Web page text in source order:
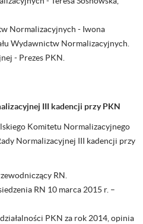
Normalizacyjnych - Iwona
Wydawnictw Normalizacyjnych.
- Prezes PKN.
III kadencji przy PKN
Komitetu Normalizacyjnego
Normalizacyjnej III kadencji przy
RN.
RN 10 marca 2015 r. –
PKN za rok 2014, opinia